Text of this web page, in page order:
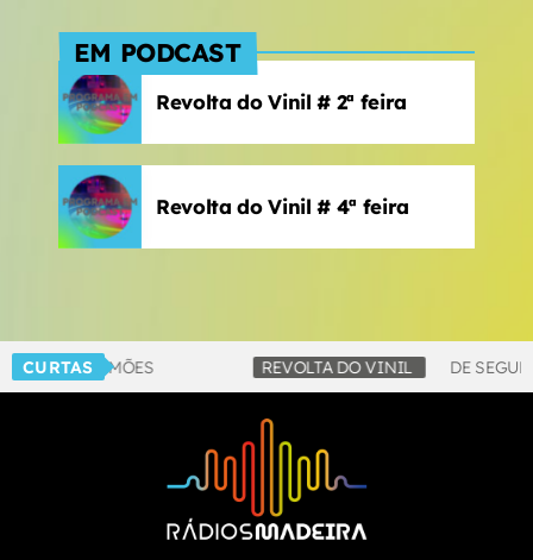
EM PODCAST
Revolta do Vinil # 2ª feira
Revolta do Vinil # 4ª feira
CURTAS REVOLTA DO VINIL DE SEGUNDA A SEXTA-FEIRA